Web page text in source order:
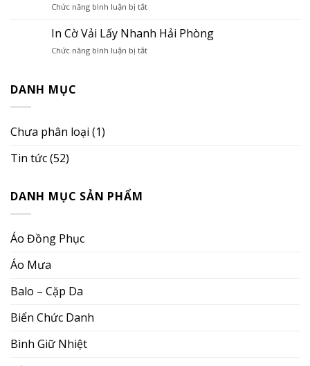
Giá
Hải
Chức năng bình luận bị tắtở
Hiểu
Tên
In Cờ Vải Lấy Nhanh Hải Phòng
Chức năng bình luận bị tắtở
DANH MỤC
Chưa phân loại (1)
Tin tức(52)
DANH MỤC SẢN PHẨM
Áo Đồng Phục
Áo Mưa
Balo – Cặp Da
Biển Chức Danh
Bình Giữ Nhiệt